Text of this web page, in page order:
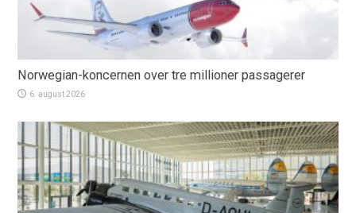
Norwegian-koncernen over tre millioner passagerer
6. august 2026